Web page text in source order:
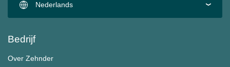
Nederlands
Bedrijf
Over Zehnder